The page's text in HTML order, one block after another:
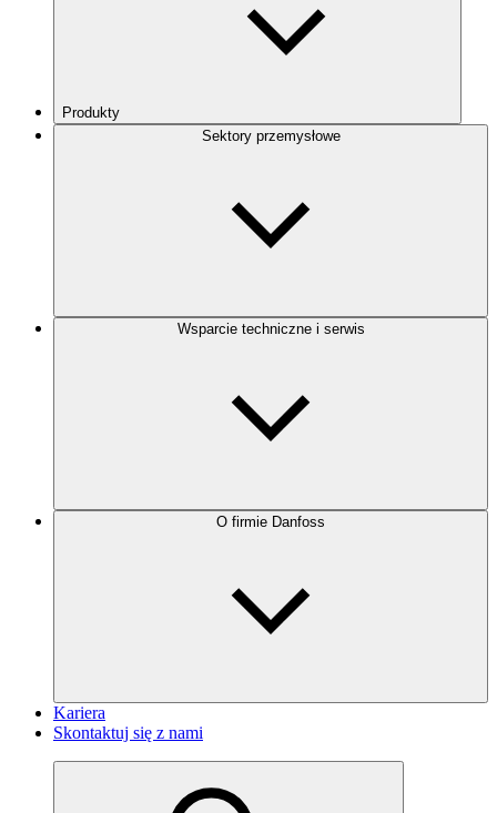
Produkty
Sektory przemysłowe
Wsparcie techniczne i serwis
O firmie Danfoss
Kariera
Skontaktuj się z nami